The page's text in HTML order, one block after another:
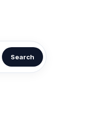
Search